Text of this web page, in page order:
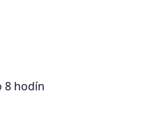
8 hodín